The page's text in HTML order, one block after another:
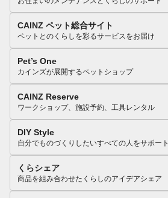
CAINZ ペット総合サイト
ペットとのくらしを彩るサービスをお届け
Pet’s One
カインズが展開するペットショップ
CAINZ Reserve
ワークショップ、施設予約、工具レンタル
DIY Style
自分でものづくりしたいすべての人をサポート
くらシェア
商品を組み合わせたくらしのアイデアシェア